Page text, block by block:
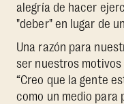
alegría de hacer
"deber" en lugar de
Una razón para
ser nuestros
“Creo que la gente
como un medio para